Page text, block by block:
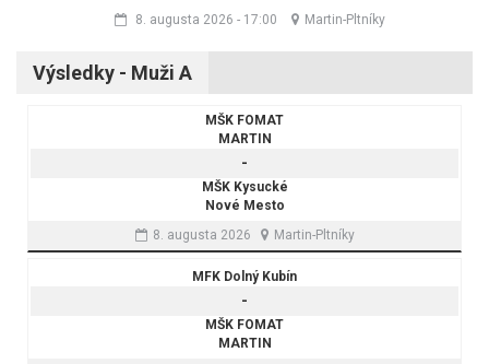
8. augusta 2026 - 17:00 Martin-Pltníky
Výsledky - Muži A
MŠK FOMAT
MARTIN
-
MŠK Kysucké
Nové Mesto
8. augusta 2026
Martin-Pltníky
MFK Dolný Kubín
-
MŠK FOMAT
MARTIN